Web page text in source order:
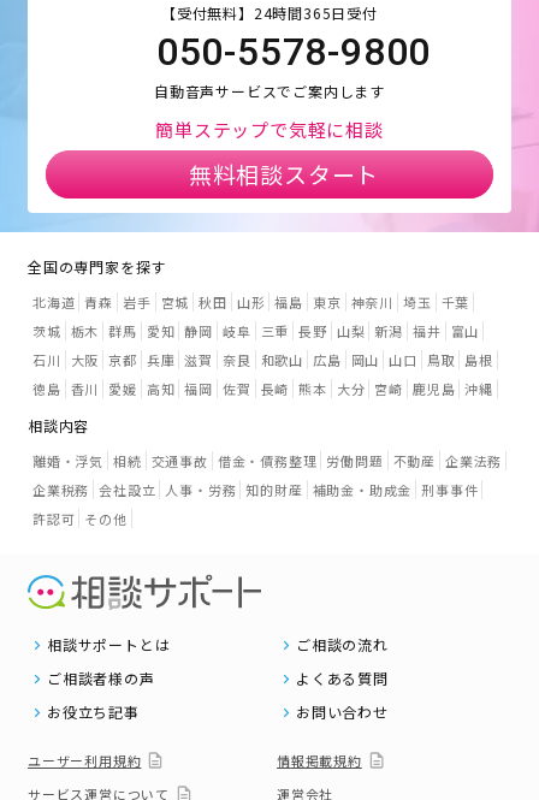
【受付無料】24時間365日受付
050-5578-9800
自動音声サービスでご案内します
簡単ステップで気軽に相談
無料相談スタート
全国の専門家を探す
北海道 青森 岩手 宮城 秋田 山形 福島 東京 神奈川 埼玉
千葉
茨城 栃木 群馬 愛知 静岡 岐阜 三重 長野 山梨 新潟 福井
富山
石川
大阪 京都 兵庫 滋賀 奈良 和歌山 広島 岡山 山口 鳥取
島根
徳島 香川 愛媛 高知 福岡 佐賀 長崎 熊本 大分 宮崎 鹿児島 沖縄
相談内容
離婚・浮気 相続 交通事故 借金・債務整理 労働問題 不動産 企業法務
企業税務 会社設立 人事・労務 知的財産 補助金・助成金 刑事事件
許認可 その他
相談サポートとは
ご相談の流れ
ご相談者様の声
よくある質問
お役立ち記事
お問い合わせ
ユーザー利用規約
情報掲載規約
サービス運営について
運営会社